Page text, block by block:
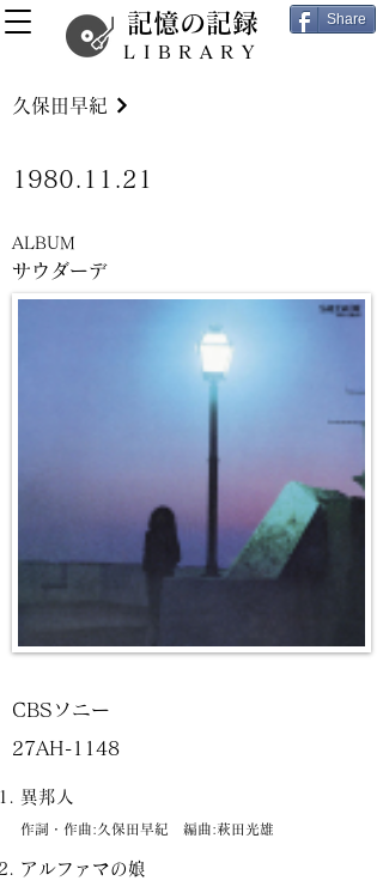
記憶の記録
LIBRARY
Share
サウダーデ
異邦人
作詞・作曲:久保田早紀 編曲:萩田光雄
アルファマの娘
久保田早紀
1980.11.21
ALBUM
CBSソニー
27AH-1148